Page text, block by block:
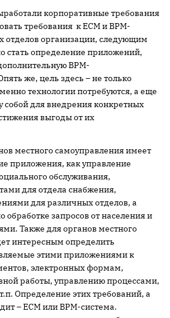
корпоративные требования
требования к ECM и BPM-
отделов организации, следующим
определение приложений,
BPM-
же, цель здесь – не только
технологии потребуются, а еще
собой для внедрения конкретных
выгоды от их
местного самоуправления имеет
приложения, как управление
обслуживания,
для отдела снабжения,
для различных отделов, а
запросов от населения и
Также для органов местного
интересным определить
этими приложениями к
электронных формам,
работы, управлению процессами,
Определение этих требований, а
– ECM или BPM-система.